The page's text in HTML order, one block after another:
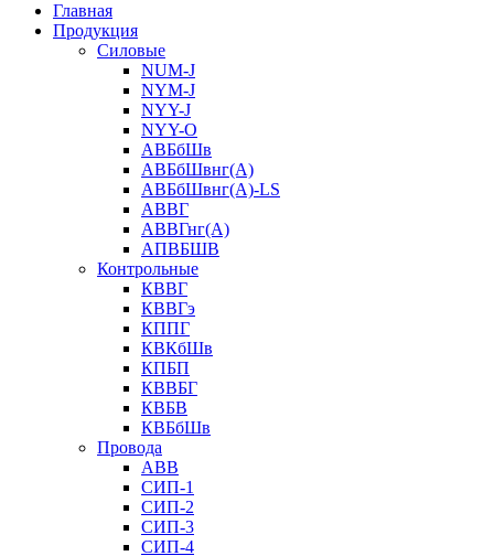
Главная
Продукция
Силовые
NUM-J
NYM-J
NYY-J
NYY-O
АВБбШв
АВБбШвнг(А)
АВБбШвнг(А)-LS
АВВГ
АВВГнг(А)
АПВБШВ
Контрольные
КВВГ
КВВГэ
КППГ
КВКбШв
КПБП
КВВБГ
КВБВ
КВБбШв
Провода
АВВ
СИП-1
СИП-2
СИП-3
СИП-4